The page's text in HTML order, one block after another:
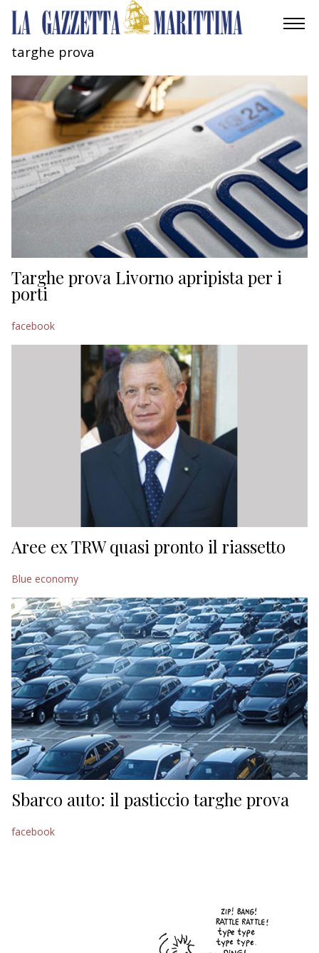
AMBIENTE
MOBILITÀ
INDUSTRIA
RICERCA
ECONOMIA
CULTURA
NAUTICA
EDITORIALI
targhe prova
Targhe prova Livorno apripista per i
porti
facebook
Aree ex TRW quasi pronto il riassetto
Blue economy
Sbarco auto: il pasticcio targhe prova
facebook